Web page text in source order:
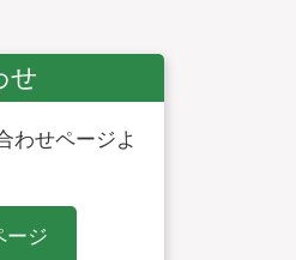
せ
わせページよ
ージ